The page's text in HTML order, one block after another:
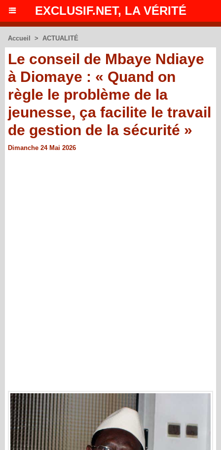
EXCLUSIF.NET, LA VÉRITÉ
Accueil > ACTUALITÉ
Le conseil de Mbaye Ndiaye
à Diomaye : « Quand on
règle le problème de la
jeunesse, ça facilite le travail
de gestion de la sécurité »
Dimanche 24 Mai 2026